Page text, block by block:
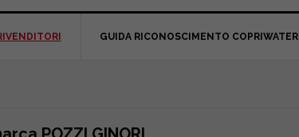
GUIDA RICONOSCIMENTO COPRIWATER